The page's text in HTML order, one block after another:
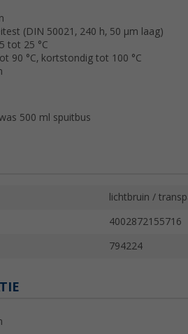
(DIN 50021, 240 h, 50 µm laag)
tot 25 °C
90 °C, kortstondig tot 100 °C
500 ml spuitbus
lichtbruin /
4002872155716
794224